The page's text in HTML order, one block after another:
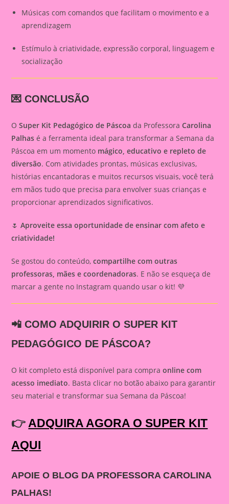
Músicas com comandos que facilitam o movimento e a
aprendizagem
Estímulo à criatividade, expressão corporal, linguagem e
socialização
💌 CONCLUSÃO
OSuper Kit Pedagógico de Páscoa da ProfessoraCarolina
Palhas é a ferramenta ideal para transformar a Semana da
Páscoa em um momento mágico, educativo e repleto de
diversão. Com atividades prontas, músicas exclusivas,
histórias encantadoras e muitos recursos visuais, você terá
em mãos tudo que precisa para envolver suas crianças e
proporcionar aprendizados significativos.
🌷Aproveite essa oportunidade de ensinar com afeto e
criatividade!
Se gostou do conteúdo,compartilhe com outras
professoras, mães e coordenadoras. E não se esqueça de
marcar a gente no Instagram quando usar o kit! 💜
📲 COMO ADQUIRIR O SUPER KIT
PEDAGÓGICO DE PÁSCOA?
O kit completo está disponível para compraonline com
acesso imediato. Basta clicar no botão abaixo para garantir
seu material e transformar sua Semana da Páscoa!
👉 ADQUIRA AGORA O SUPER KIT
AQUI
APOIE O BLOG DA PROFESSORA CAROLINA
PALHAS!